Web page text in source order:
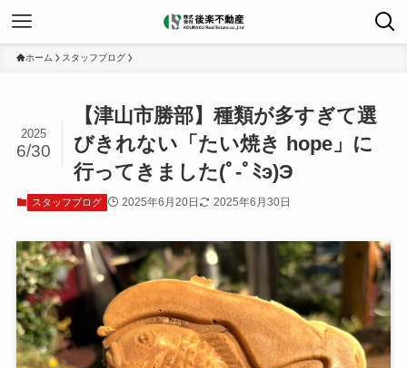
ホーム スタッフブログ
【津山市勝部】種類が多すぎて選
びきれない「たい焼き hope」に
行ってきました(ﾟ-ﾟﾐэ)Э
2025
6/30
スタッフブログ 2025年6月20日 2025年6月30日